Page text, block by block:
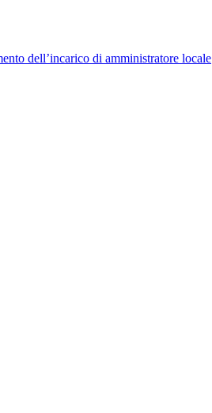
dell’incarico di amministratore locale